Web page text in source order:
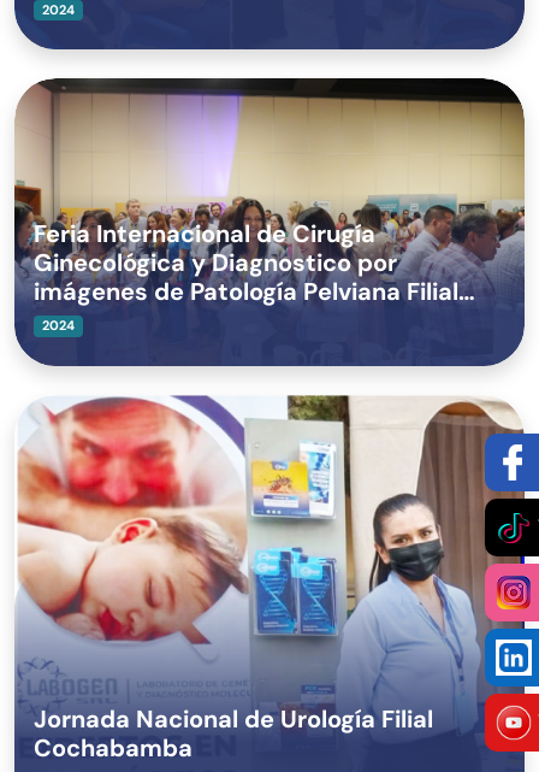
2024
Feria Internacional de Cirugía
Ginecológica y Diagnostico por
imágenes de Patología Pelviana Filial
Santa Cruz
2024
Jornada Nacional de Urología Filial
Cochabamba